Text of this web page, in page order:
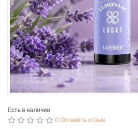
Есть в наличии
0 Оставить отзыв